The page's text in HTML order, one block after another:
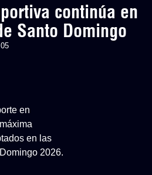
continúa en
Santo Domingo
en
en las
2026.